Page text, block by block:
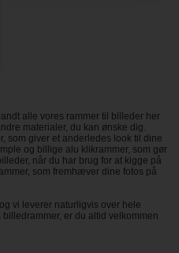
alle vores rammer til billeder her
materialer, du kan ønske dig.
som giver et anderledes look til dine
og billige alu klikrammer, som gør
når du har brug for at kigge på
som fremhæver dine fotos på
vi leverer naturligvis over hele
er du altid velkommen